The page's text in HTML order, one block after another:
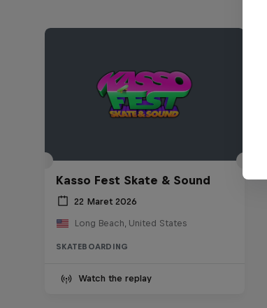
Kasso Fest Skate & Sound
22 Maret 2026
Long Beach, United States
SKATEBOARDING
Watch the replay